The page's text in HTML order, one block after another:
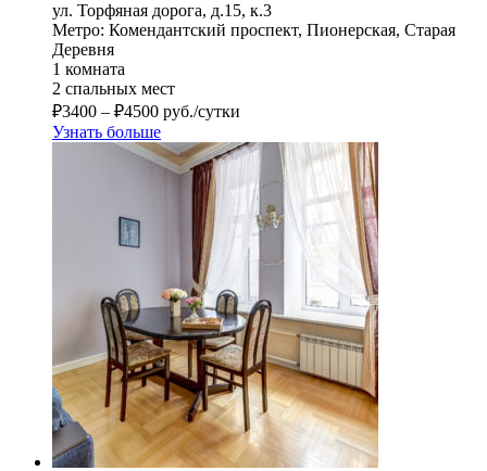
ул. Торфяная дорога, д.15, к.3
Метро: Комендантский проспект, Пионерская, Старая
Деревня
1 комната
2 спальных мест
₽3400 – ₽4500 руб./сутки
Узнать больше